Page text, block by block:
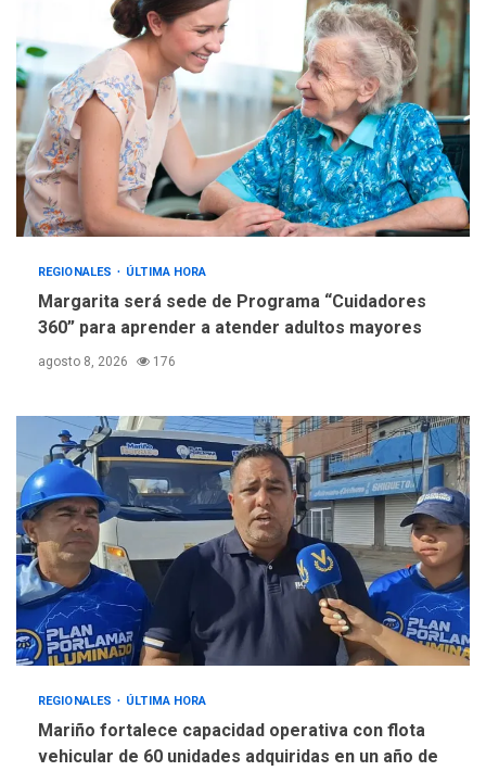
creación y manejo de
estadísticas de turismo
REGIONALES ÚLTIMA HORA
Margarita será sede de Programa “Cuidadores
360” para aprender a atender adultos mayores
agosto 8, 2026 176
REGIONALES ÚLTIMA HORA
Mariño fortalece capacidad operativa con flota
vehicular de 60 unidades adquiridas en un año de